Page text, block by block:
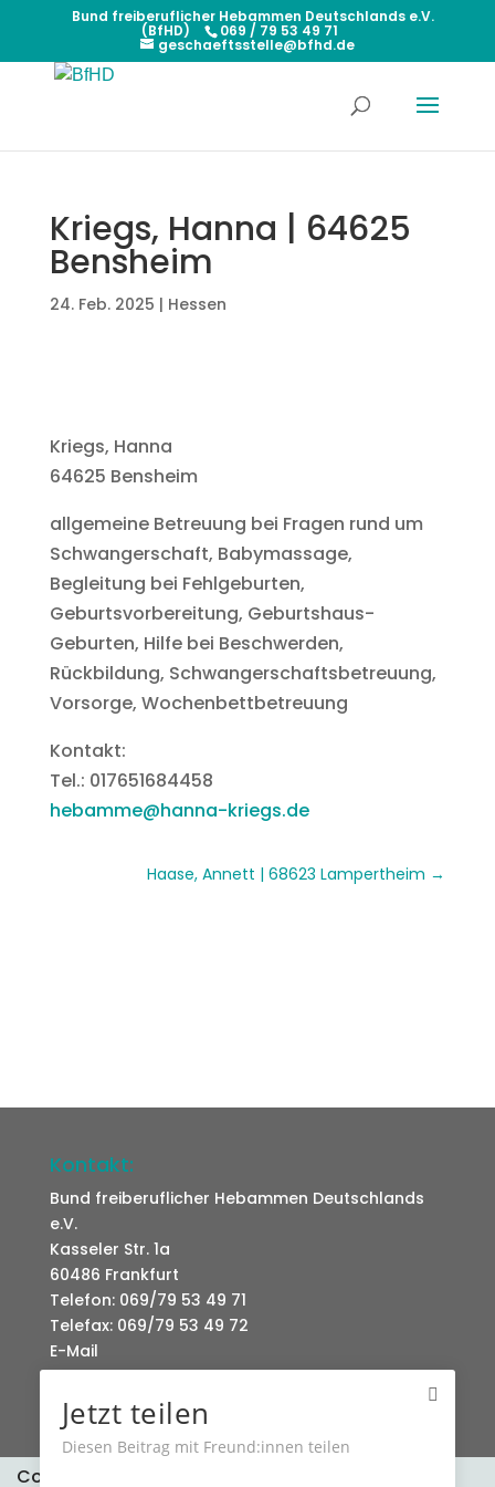
Bund freiberuflicher Hebammen Deutschlands e.V.
(BfHD) 069 / 79 53 49 71
geschaeftsstelle@bfhd.de
Kriegs, Hanna | 64625
Bensheim
24. Feb. 2025 | Hessen
Kriegs, Hanna
64625 Bensheim
allgemeine Betreuung bei Fragen rund um
Schwangerschaft, Babymassage,
Begleitung bei Fehlgeburten,
Geburtsvorbereitung, Geburtshaus-
Geburten, Hilfe bei Beschwerden,
Rückbildung, Schwangerschaftsbetreuung,
Vorsorge, Wochenbettbetreuung
Kontakt:
Tel.: 017651684458
hebamme@hanna-kriegs.de
Haase, Annett | 68623 Lampertheim
Kontakt:
Bund freiberuflicher Hebammen Deutschlands
e.V.
Kasseler Str. 1a
60486 Frankfurt
Telefon: 069/79 53 49 71
Telefax: 069/79 53 49 72
E-Mail
Jetzt teilen
Diesen Beitrag mit Freund:innen teilen
Cookies erleichtern die Bereitstellung unserer